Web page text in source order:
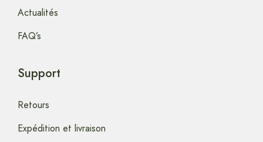
Actualités
FAQ’s
Support
Retours
Expédition et livraison